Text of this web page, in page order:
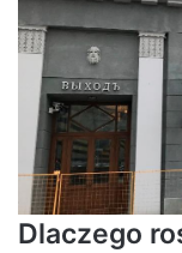
Dlaczego